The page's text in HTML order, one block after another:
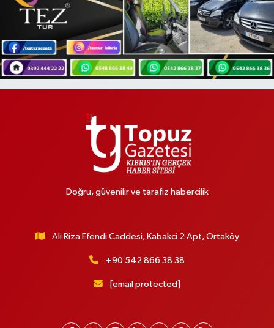
Doğru, güvenilir ve tarafız habercilik
Ali Riza Efendi Caddesi, Kabakci 2 Apt, Ortaköy
+90 542 866 38 38
[email protected]